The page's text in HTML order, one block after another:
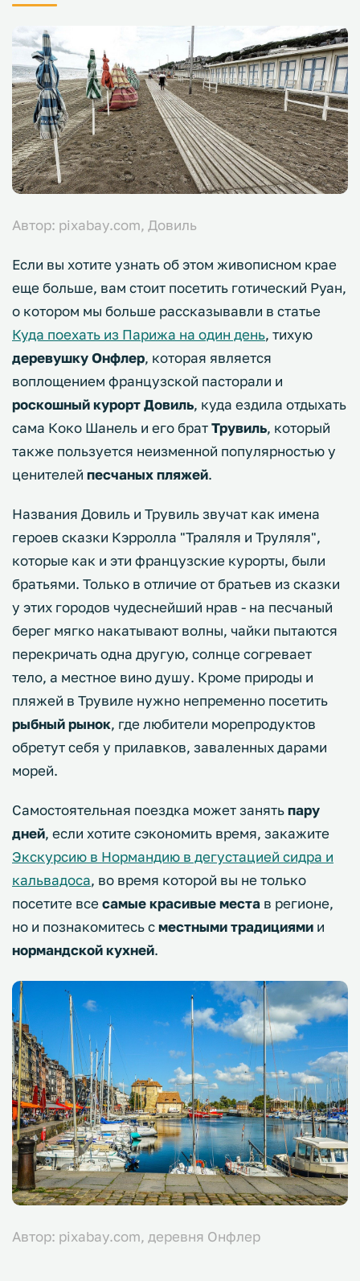
Автор: pixabay.com, Довиль
Если вы хотите узнать об этом живописном крае
еще больше, вам стоит посетить готический Руан,
о котором мы больше рассказывавли в статье
Куда поехать из Парижа на один день, тихую
деревушку Онфлер, которая является
воплощением французской пасторали и
роскошный курорт Довиль, куда ездила отдыхать
сама Коко Шанель и его братТрувиль, который
также пользуется неизменной популярностью у
ценителей песчаных пляжей.
Названия Довиль и Трувиль звучат как имена
героев сказки Кэрролла "Траляля и Труляля",
которые как и эти французские курорты, были
братьями. Только в отличие от братьев из сказки
у этих городов чудеснейший нрав - на песчаный
берег мягко накатывают волны, чайки пытаются
перекричать одна другую, солнце согревает
тело, а местное вино душу. Кроме природы и
пляжей в Трувиле нужно непременно посетить
рыбный рынок, где любители морепродуктов
обретут себя у прилавков, заваленных дарами
морей.
Самостоятельная поездка может занятьпару
дней, если хотите сэкономить время, закажите
Экскурсию в Нормандию в дегустацией сидра и
кальвадоса, во время которой вы не только
посетите все самые красивые места в регионе,
но и познакомитесь сместными традициями и
нормандской кухней.
Автор: pixabay.com, деревня Онфлер